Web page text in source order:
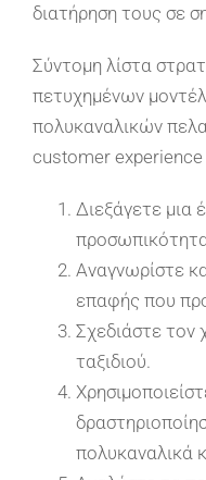
διατήρηση τους σε
Σύντομη λίστα
πετυχημένων
πολυκαναλικών
customer
Διεξάγετε μια
Αναγνωρίστε
επαφής που
Σχεδιάστε τον
ταξιδιού.
πολυκαναλικά